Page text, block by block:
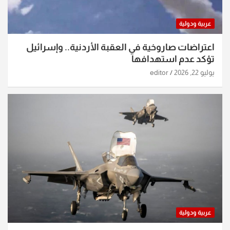
عربية ودولية
اعتراضات صاروخية في العقبة الأردنية.. وإسرائيل
تؤكد عدم استهدافها
يوليو 22, 2026 editor
عربية ودولية